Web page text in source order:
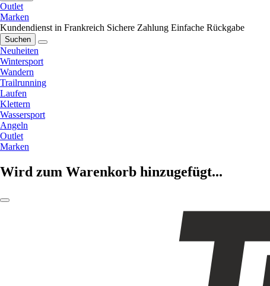
Outlet
Marken
Kundendienst in Frankreich Sichere Zahlung Einfache Rückgabe
Suchen
Neuheiten
Wintersport
Wandern
Trailrunning
Laufen
Klettern
Wassersport
Angeln
Outlet
Marken
Wird zum Warenkorb hinzugefügt...